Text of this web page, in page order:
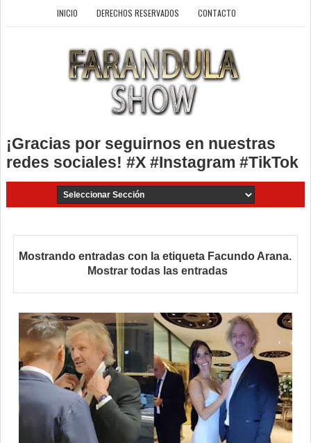
INICIO DERECHOS RESERVADOS CONTACTO
¡Gracias por seguirnos en nuestras
redes sociales! #X #Instagram #TikTok
Mostrando entradas con la etiqueta Facundo Arana.
Mostrar todas las entradas